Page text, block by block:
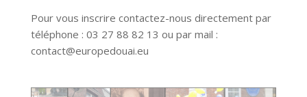
Pour vous inscrire contactez-nous directement par
téléphone : 03 27 88 82 13 ou par mail :
contact@europedouai.eu